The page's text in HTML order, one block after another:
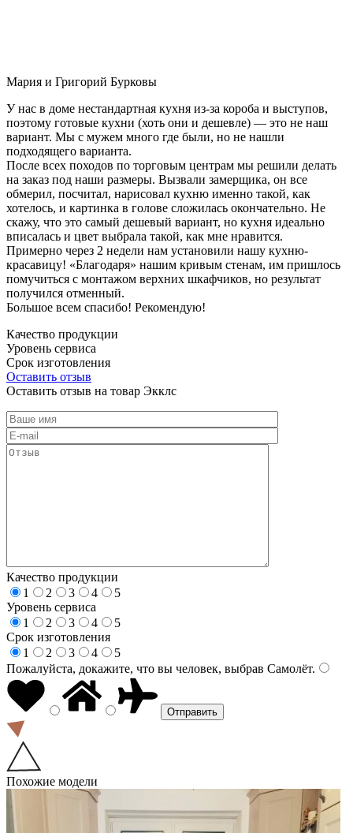
Мария и Григорий Бурковы
У нас в доме нестандартная кухня из-за короба и выступов,
поэтому готовые кухни (хоть они и дешевле) — это не наш
вариант. Мы с мужем много где были, но не нашли
подходящего варианта.
После всех походов по торговым центрам мы решили делать
на заказ под наши размеры. Вызвали замерщика, он все
обмерил, посчитал, нарисовал кухню именно такой, как
хотелось, и картинка в голове сложилась окончательно. Не
скажу, что это самый дешевый вариант, но кухня идеально
вписалась и цвет выбрала такой, как мне нравится.
Примерно через 2 недели нам установили нашу кухню-
красавицу! «Благодаря» нашим кривым стенам, им пришлось
помучиться с монтажом верхних шкафчиков, но результат
получился отменный.
Большое всем спасибо! Рекомендую!
Качество продукции
Уровень сервиса
Срок изготовления
Оставить отзыв
Оставить отзыв на товар Экклс
Качество продукции
1
2 3 4
5
Уровень сервиса
1
2 3 4
5
Срок изготовления
1
2 3 4
5
Пожалуйста, докажите, что вы человек, выбрав Самолёт.
Похожие модели